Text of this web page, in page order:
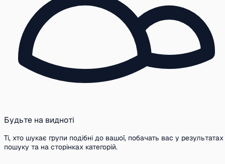
Будьте на видноті
Ті, хто шукає групи подібні до вашої, побачать вас у результатах
пошуку та на сторінках категорій.